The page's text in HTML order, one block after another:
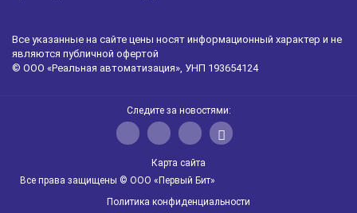
Все указанные на сайте цены носят информационный характер и не
являются публичной офертой
© ООО «Реальная автоматизация», УНП 193654124
Следите за новостями:
Карта сайта
Все права защищены © ООО «Первый Бит»
Политика конфиденциальности